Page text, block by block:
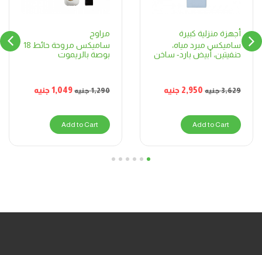
أجهزة منزلية كبيرة
ساميكس مبرد مياه،
حنفيتين، أبيض بارد- ساخن
3,629جنيه 2,950 جنيه
Add to Cart
مراوح
ساميكس مروحة حائط 18
بوصة بالريموت
1,290جنيه 1,049جنيه
Add to Cart
1
2